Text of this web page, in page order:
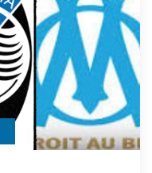
a
centrocampo